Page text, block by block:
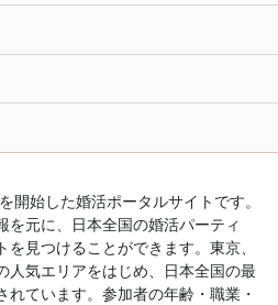
開始した婚活ポータルサイトです。
を元に、日本全国の婚活パーティ
見つけることができます。東京、
人気エリアをはじめ、日本全国の最
ています。参加者の年齢・職業・